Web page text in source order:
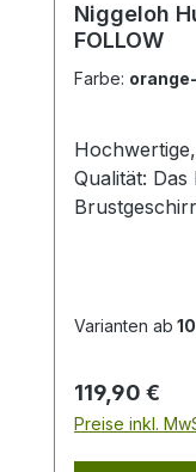
Niggeloh
FOLLOW
Farbe:
Qualität: Das beliebte
Es wird
Ideale
Hundes Mit
hoch
Varianten ab
Regulärer
119,90 €
Preise inkl.